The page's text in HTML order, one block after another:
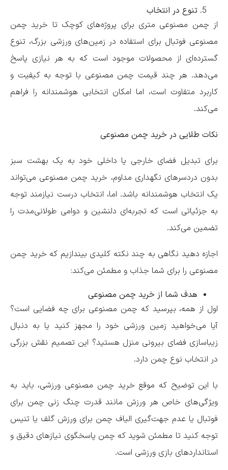
تنوع در انتخاب
از چمن مصنوعی متری برای پروژه‌های کوچک تا خرید چمن
مصنوعی فوتبال برای استفاده در زمین‌های ورزشی بزرگ، تنوع
گسترده‌ای از محصولات موجود است که به هر نیازی پاسخ
می‌دهد. هر چند قیمت چمن مصنوعی با توجه به کیفیت و
کاربرد متفاوت است، اما امکان انتخابی هوشمندانه را فراهم
می‌کند.
نکات طلایی در خرید چمن مصنوعی
برای تبدیل فضای خارجی یا داخلی خود به یک بهشت سبز
بدون دردسرهای نگهداری مداوم، خرید چمن مصنوعی می‌تواند
یک انتخاب هوشمندانه باشد. اما، انتخاب درست نیازمند توجه
به جزئیاتی است که تجربه‌ای دلنشین و دوامی طولانی‌مدت را
تضمین می‌کند.
اجازه دهید نگاهی به چند نکته کلیدی بیندازیم که خرید چمن
مصنوعی را برای شما جذاب و مطمئن می‌کند:
هدف شما از خرید چمن مصنوعی
اول از همه، بپرسید که چمن مصنوعی برای چه فضایی است؟
آیا می‌خواهید زمین ورزشی خود را مجهز کنید یا به دنبال
زیباسازی فضای بیرونی منزل هستید؟ این تصمیم نقش بزرگی
در انتخاب نوع چمن دارد.
با این توضیح که موقع خرید چمن مصنوعی ورزشی، باید به
ویژگی‌های خاص هر ورزش مانند قدرت چنگ زنی چمن برای
فوتبال یا عدم جهت‌گیری الیاف چمن برای ورزش گلف یا تنیس
توجه کنید تا مطمئن شوید که چمن پاسخگوی نیازهای دقیق و
استانداردهای بازی ورزشی است.